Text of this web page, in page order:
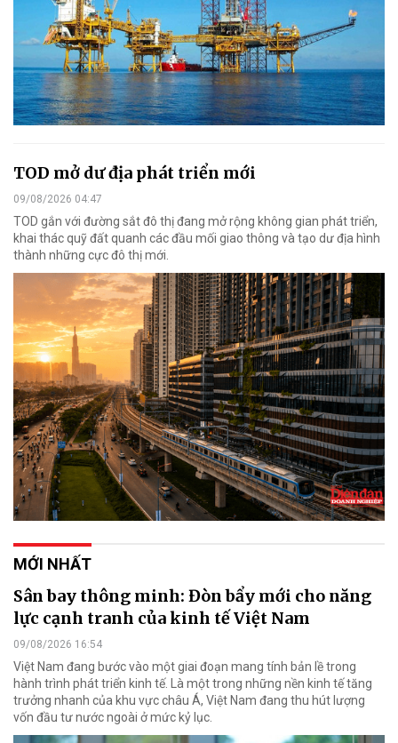
TOD mở dư địa phát triển mới
09/08/2026 04:47
TOD gắn với đường sắt đô thị đang mở rộng không gian phát triển,
khai thác quỹ đất quanh các đầu mối giao thông và tạo dư địa hình
thành những cực đô thị mới.
MỚI NHẤT
Sân bay thông minh: Đòn bẩy mới cho năng
lực cạnh tranh của kinh tế Việt Nam
09/08/2026 16:54
Việt Nam đang bước vào một giai đoạn mang tính bản lề trong
hành trình phát triển kinh tế. Là một trong những nền kinh tế tăng
trưởng nhanh của khu vực châu Á, Việt Nam đang thu hút lượng
vốn đầu tư nước ngoài ở mức kỷ lục.